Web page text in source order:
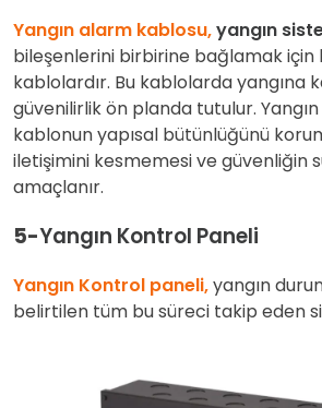
Yangın alarm kablosu,yangın
bileşenlerini birbirine bağlamak için
kablolardır. Bu kablolarda yangına
güvenilirlik ön planda tutulur. Yangın
kablonun yapısal bütünlüğünü
iletişimini kesmemesi ve güvenliğin
amaçlanır.
5-Yangın Kontrol Paneli
Yangın Kontrol paneli,yangın
belirtilen tüm bu süreci takip eden